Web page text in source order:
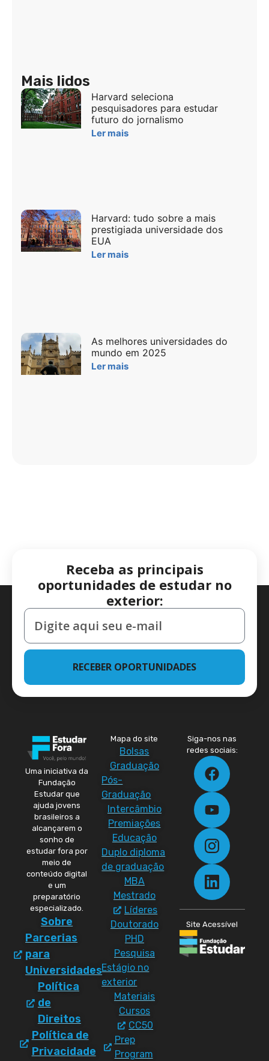
Mais lidos
Harvard seleciona
pesquisadores para estudar
futuro do jornalismo
Ler mais
Harvard: tudo sobre a mais
prestigiada universidade dos
EUA
Ler mais
As melhores universidades do
mundo em 2025
Ler mais
Receba as principais
oportunidades de estudar no
exterior:
RECEBER OPORTUNIDADES
Uma iniciativa da
Fundação
Estudar que
ajuda jovens
brasileiros a
alcançarem o
sonho de
estudar fora por
meio de
conteúdo digital
e um
preparatório
especializado.
Sobre
Parcerias
para
Universidades
Política
de
Direitos
Política de
Privacidade
Mapa do site
Bolsas
Graduação
Pós-
Graduação
Intercâmbio
Premiações
Educação
Duplo diploma
de graduação
MBA
Mestrado
Líderes
Doutorado
PHD
Pesquisa
Estágio no
exterior
Materiais
Cursos
CC50
Prep
Program
Siga-nos nas
redes sociais:
Site Acessível